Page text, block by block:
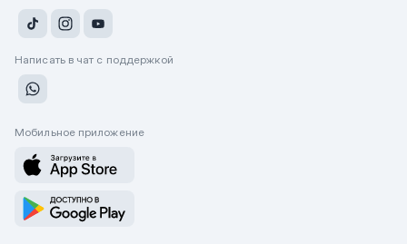
Написать в чат с поддержкой
Мобильное приложение